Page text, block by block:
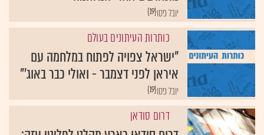
{19}יובל פסו
כותרות העיתונים בעולם
"ישראל צפויה לפתוח במלחמה עם
איראן לפני דצמבר - ואולי כבר באוג'"
{19}יובל פסו
דרום סודאן